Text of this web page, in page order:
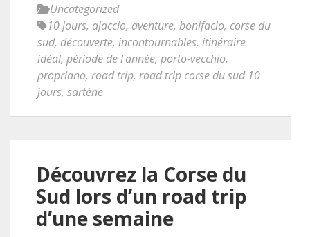
Uncategorized
10 jours, ajaccio, aventure, bonifacio, corse du
sud, découverte, incontournables, itinéraire
idéal, période de l'année, porto-vecchio,
propriano, road trip, road trip corse du sud 10
jours, sartène
Découvrez la Corse du
Sud lors d’un road trip
d’une semaine